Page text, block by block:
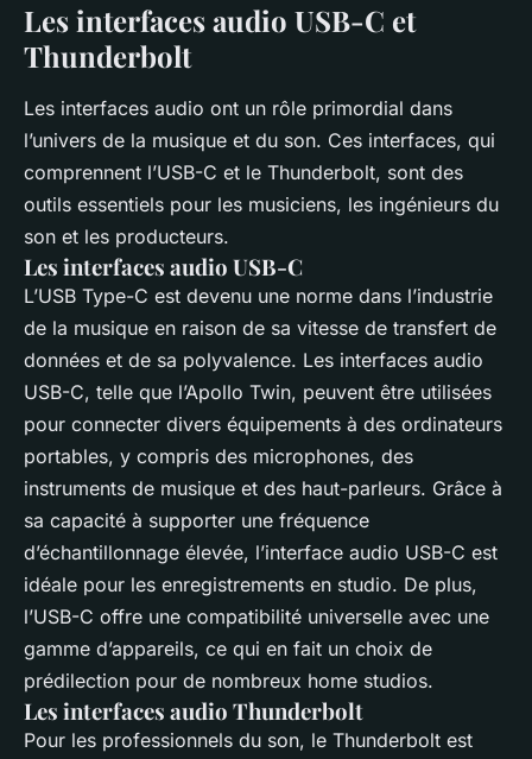
Les interfaces audio USB-C et
Thunderbolt
Les interfaces audio ont un rôle primordial dans
l’univers de la musique et du son. Ces interfaces, qui
comprennent l’USB-C et le Thunderbolt, sont des
outils essentiels pour les musiciens, les ingénieurs du
son et les producteurs.
Les interfaces audio USB-C
L’USB Type-C est devenu une norme dans l’industrie
de la musique en raison de sa vitesse de transfert de
données et de sa polyvalence. Les interfaces audio
USB-C, telle que l’Apollo Twin, peuvent être utilisées
pour connecter divers équipements à des ordinateurs
portables, y compris des microphones, des
instruments de musique et des haut-parleurs. Grâce à
sa capacité à supporter une fréquence
d’échantillonnage élevée, l’interface audio USB-C est
idéale pour les enregistrements en studio. De plus,
l’USB-C offre une compatibilité universelle avec une
gamme d’appareils, ce qui en fait un choix de
prédilection pour de nombreux home studios.
Les interfaces audio Thunderbolt
Pour les professionnels du son, le Thunderbolt est